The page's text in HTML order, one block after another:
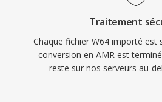
Traitement
Chaque fichier W64 importé est
conversion en AMR est
reste sur nos serveurs au-